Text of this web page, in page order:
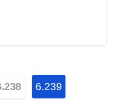
6.239